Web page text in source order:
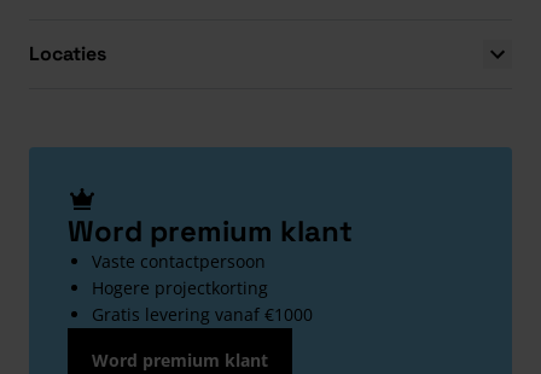
Locaties
Word premium klant
Vaste contactpersoon
Hogere projectkorting
Gratis levering vanaf €1000
Word premium klant